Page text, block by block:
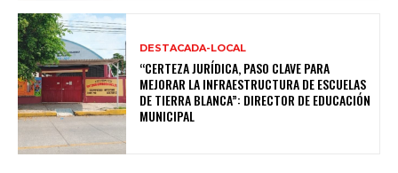
DESTACADA-LOCAL
“CERTEZA JURÍDICA, PASO CLAVE PARA
MEJORAR LA INFRAESTRUCTURA DE ESCUELAS
DE TIERRA BLANCA”: DIRECTOR DE EDUCACIÓN
MUNICIPAL